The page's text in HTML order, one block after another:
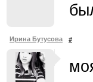
Ирина Бутусова #